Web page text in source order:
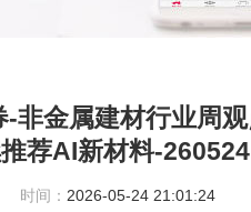
非金属建材行业周
荐AI新材料-260524
时间： 2026-05-24 21:01:24